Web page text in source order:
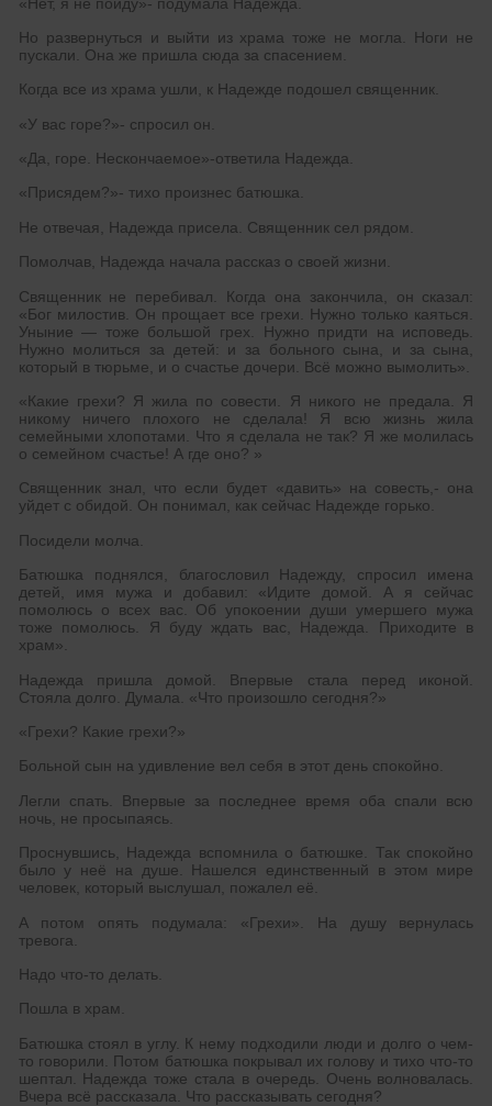
Но развернуться и выйти из храма тоже не могла. Ноги не
пускали. Она же пришла сюда за спасением.
Когда все из храма ушли, к Надежде подошел священник.
«У вас горе?»- спросил он.
«Да, горе. Нескончаемое»-ответила Надежда.
«Присядем?»- тихо произнес батюшка.
Не отвечая, Надежда присела. Священник сел рядом.
Помолчав, Надежда начала рассказ о своей жизни.
Священник не перебивал. Когда она закончила, он сказал:
«Бог милостив. Он прощает все грехи. Нужно только каяться.
Уныние — тоже большой грех. Нужно придти на исповедь.
Нужно молиться за детей: и за больного сына, и за сына,
который в тюрьме, и о счастье дочери. Всё можно вымолить».
«Какие грехи? Я жила по совести. Я никого не предала. Я
никому ничего плохого не сделала! Я всю жизнь жила
семейными хлопотами. Что я сделала не так? Я же молилась
о семейном счастье! А где оно? »
Священник знал, что если будет «давить» на совесть,- она
уйдет с обидой. Он понимал, как сейчас Надежде горько.
Посидели молча.
Батюшка поднялся, благословил Надежду, спросил имена
детей, имя мужа и добавил: «Идите домой. А я сейчас
помолюсь о всех вас. Об упокоении души умершего мужа
тоже помолюсь. Я буду ждать вас, Надежда. Приходите в
храм».
Надежда пришла домой. Впервые стала перед иконой.
Стояла долго. Думала. «Что произошло сегодня?»
«Грехи? Какие грехи?»
Больной сын на удивление вел себя в этот день спокойно.
Легли спать. Впервые за последнее время оба спали всю
ночь, не просыпаясь.
Проснувшись, Надежда вспомнила о батюшке. Так спокойно
было у неё на душе. Нашелся единственный в этом мире
человек, который выслушал, пожалел её.
А потом опять подумала: «Грехи». На душу вернулась
тревога.
Надо что-то делать.
Пошла в храм.
Батюшка стоял в углу. К нему подходили люди и долго о чем-
то говорили. Потом батюшка покрывал их голову и тихо что-то
шептал. Надежда тоже стала в очередь. Очень волновалась.
Вчера всё рассказала. Что рассказывать сегодня?